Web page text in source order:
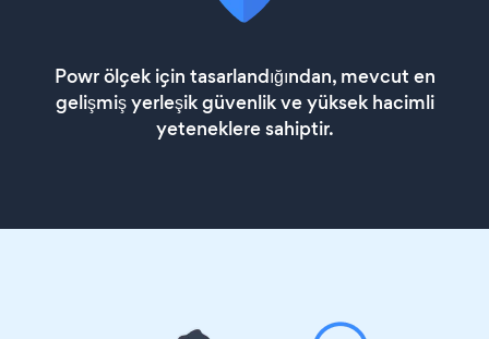
Powr ölçek için tasarlandığından, mevcut en
gelişmiş yerleşik güvenlik ve yüksek hacimli
yeteneklere sahiptir.